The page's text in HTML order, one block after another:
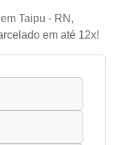
Taipu - RN,
em até 12x!